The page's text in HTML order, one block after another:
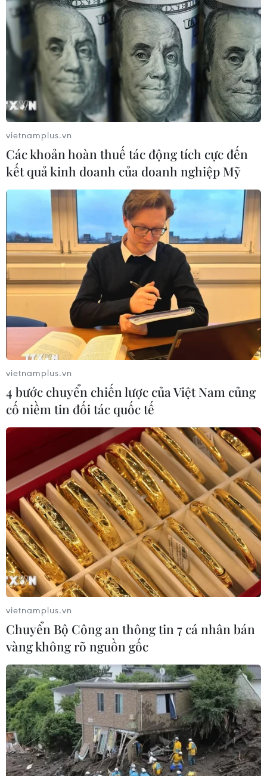
vietnamplus.vn
Các khoản hoàn thuế tác động tích cực đến
kết quả kinh doanh của doanh nghiệp Mỹ
vietnamplus.vn
4 bước chuyển chiến lược của Việt Nam củng
cố niềm tin đối tác quốc tế
vietnamplus.vn
Chuyển Bộ Công an thông tin 7 cá nhân bán
vàng không rõ nguồn gốc